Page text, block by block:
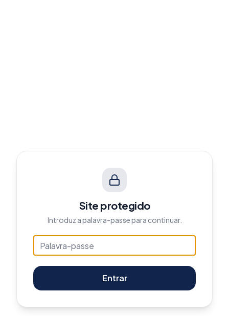
Site protegido
Introduz a palavra-passe para continuar.
Entrar